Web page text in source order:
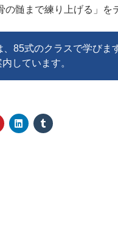
髄まで練り上げる」を
、85式のクラスで学びま
しています。